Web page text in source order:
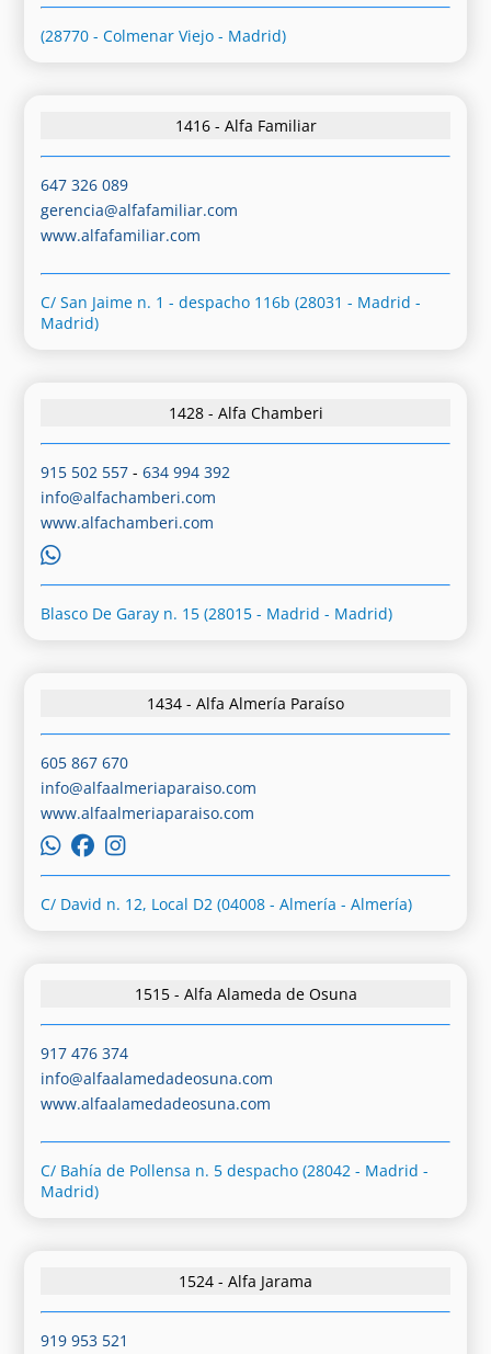
(28770 - Colmenar Viejo - Madrid)
1416 - Alfa Familiar
647 326 089
gerencia@alfafamiliar.com
www.alfafamiliar.com
C/ San Jaime n. 1 - despacho 116b (28031 - Madrid -
Madrid)
1428 - Alfa Chamberi
915 502 557 -634 994 392
info@alfachamberi.com
www.alfachamberi.com
Blasco De Garay n. 15 (28015 - Madrid - Madrid)
1434 - Alfa Almería Paraíso
605 867 670
info@alfaalmeriaparaiso.com
www.alfaalmeriaparaiso.com
C/ David n. 12, Local D2 (04008 - Almería - Almería)
1515 - Alfa Alameda de Osuna
917 476 374
info@alfaalamedadeosuna.com
www.alfaalamedadeosuna.com
C/ Bahía de Pollensa n. 5 despacho (28042 - Madrid -
Madrid)
1524 - Alfa Jarama
919 953 521